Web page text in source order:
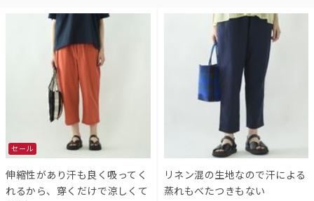
セール
伸縮性があり汗も良く吸ってく
れるから、穿くだけで涼しくて
リネン混の生地なので汗による
蒸れもべたつきもない